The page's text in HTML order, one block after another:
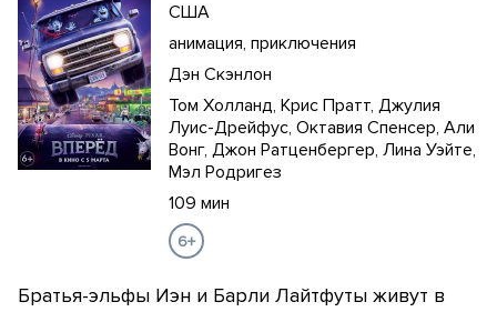
США
анимация, приключения
Дэн Скэнлон
Том Холланд, Крис Пратт, Джулия
Луис-Дрейфус, Октавия Спенсер, Али
Вонг, Джон Ратценбергер, Лина Уэйте,
Мэл Родригез
109 мин
6+
Братья-эльфы Иэн и Барли Лайтфуты живут в